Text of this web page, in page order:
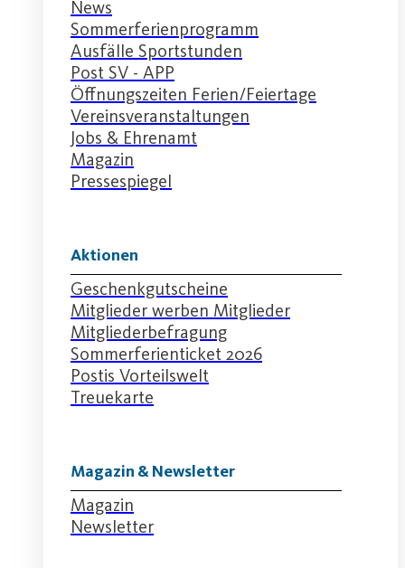
News
Sommerferienprogramm
Ausfälle Sportstunden
Post SV - APP
Öffnungszeiten Ferien/Feiertage
Vereinsveranstaltungen
Jobs & Ehrenamt
Magazin
Pressespiegel
Aktionen
Geschenkgutscheine
Mitglieder werben Mitglieder
Mitgliederbefragung
Sommerferienticket 2026
Postis Vorteilswelt
Treuekarte
Magazin & Newsletter
Magazin
Newsletter